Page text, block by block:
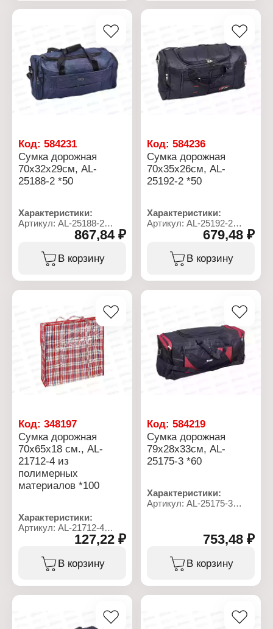
Материал: полиэстер
Тип застежки: на молнии
Материал: полиэстер
Тип застежки: на молнии
Код: 584231
Сумка дорожная
70х32х29см, AL-
25188-2 *50
Характеристики:
Артикул: AL-25188-2
Тип товара: Сумка
Назначение: дорожная
Размер: 70х32х29 см
Подклад: нет
Материал: полиэстер
Тип застежки: на молнии
867,84 ₽
В корзину
Код:584236
Сумка дорожная
70х35х26см, AL-
25192-2 *50
Характеристики:
Артикул: AL-25192-2
Тип товара: Сумка
Назначение: дорожная
Размер: 70х35х26 см
Подклад: нет
Материал: полиэстер
Тип застежки: на молнии
679,48 ₽
В корзину
Код: 348197
Сумка дорожная
70х65х18 см., AL-
21712-4 из
полимерных
материалов *100
Характеристики:
Артикул: AL-21712-4
Тип товара: Сумка
Назначение: дорожная
Размер: 70х65х18 см
Материал: полимер
127,22 ₽
В корзину
Код:584219
Сумка дорожная
79х28х33см, AL-
25175-3 *60
Характеристики:
Артикул: AL-25175-3
Размер: 79х28х33 см
Плечевой ремень: есть
Количество внешних
Материал: полиэстер
Тип застежки: на молнии
753,48 ₽
В корзину